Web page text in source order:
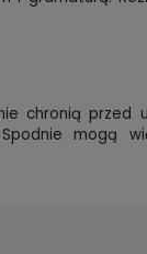
chronią przed
mogą